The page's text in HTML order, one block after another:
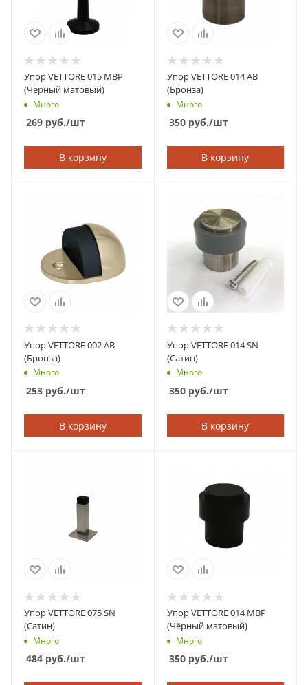
Упор VETTORE 015 MBP
(Чёрный матовый)
Много
269 руб./шт
В корзину
Упор VETTORE 014 AB
(Бронза)
Много
350руб./шт
В корзину
Упор VETTORE 002 AB
(Бронза)
Много
253 руб./шт
В корзину
Упор VETTORE 014 SN
(Сатин)
Много
350руб./шт
В корзину
Упор VETTORE 075 SN
(Сатин)
Много
484 руб./шт
Упор VETTORE 014 MBP
(Чёрный матовый)
Много
350руб./шт